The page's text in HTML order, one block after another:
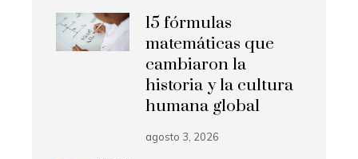
15 fórmulas
matemáticas que
cambiaron la
historia y la cultura
humana global
agosto 3, 2026